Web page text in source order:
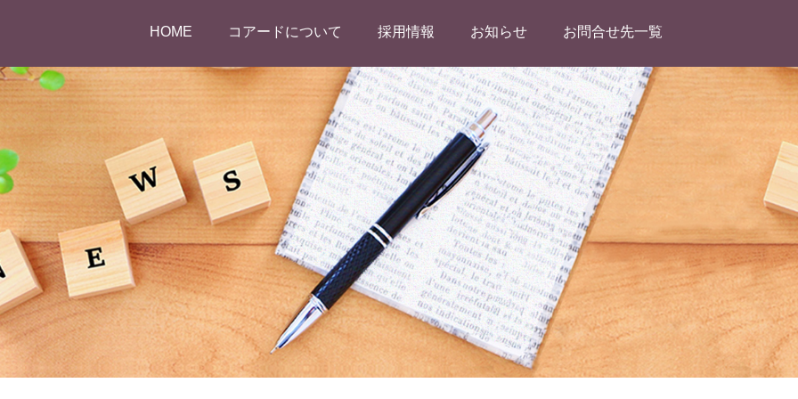
HOME コアードについて 採用情報 お知らせ お問合せ先一覧